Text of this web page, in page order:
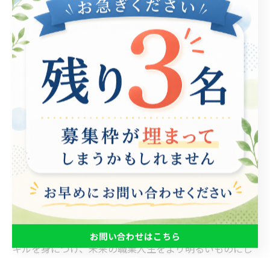
就労支援プログラムでは、動画編集スキルを習得するこ
とで、自分自身の個性やアイデンティティをしっかりと
表現できる作品を制作することができます。これによ
り、自己アピールの幅が広がり、幅広い職種での就労機
会が得られるようになります。 特に、実践的なプロジェ
クトやワークショップを通じて、受講者は仲間と共に協
力し、創造的な解決策を生み出す経験を積むことができ
るのです。また、個々のプロジェクトを通して、技術的
なスキルだけでなく、チームワークやコミュニケーショ
ン能力も育まれます。これらのスキルは、職場での価値
を高め、就職活動にも大いに役立つことでしょう。 さ
あ、デジタル社会での自己表現を深め、独自の作品を通
じて自分の成果を示してみましょう。幅広い動画編集ス
キルを身につけ、未来の職業人生をより明るいものにし
お問い合わせはこちら